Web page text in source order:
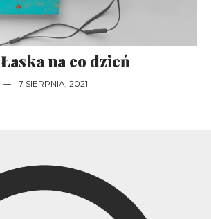
na co dzień
— 7 SIERPNIA, 2021